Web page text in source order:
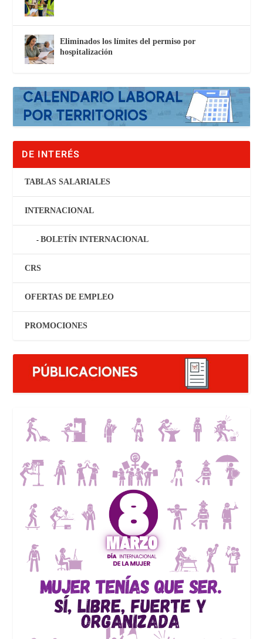
Eliminados los límites del permiso por
hospitalización
DE INTERÉS
TABLAS SALARIALES
INTERNACIONAL
BOLETÍN INTERNACIONAL
CRS
OFERTAS DE EMPLEO
PROMOCIONES